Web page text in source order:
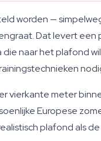
worden —
Dat levert
naar het plafond
vierkante meter
Europese
plafond als